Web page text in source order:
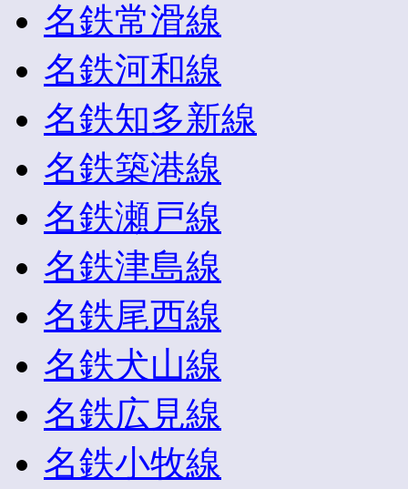
名鉄常滑線
名鉄河和線
名鉄知多新線
名鉄築港線
名鉄瀬戸線
名鉄津島線
名鉄尾西線
名鉄犬山線
名鉄広見線
名鉄小牧線